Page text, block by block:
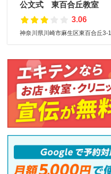
公文式 東百合丘教室
3.06
神奈川県川崎市麻生区東百合丘